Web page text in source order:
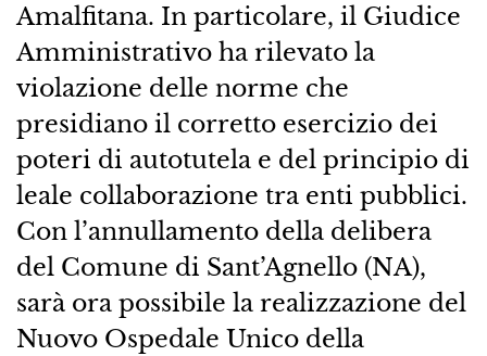
Amalfitana. In particolare, il Giudice
Amministrativo ha rilevato la
violazione delle norme che
presidiano il corretto esercizio dei
poteri di autotutela e del principio di
leale collaborazione tra enti pubblici.
Con l’annullamento della delibera
del Comune di Sant’Agnello (NA),
sarà ora possibile la realizzazione del
Nuovo Ospedale Unico della